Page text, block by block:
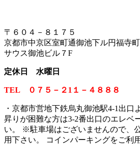
〒６０４－８１７５
京都市中京区室町通御池下ル円福寺
サウス御池ビル７F
定休日 水曜日
TEL ０７５－２1１－４８８８
・京都市営地下鉄烏丸御池駅4-1出口
昇りが困難な方は3-2番出口のエレベ
い。
※駐車場はございませんので、
用下さい。 コインパーキングをご利